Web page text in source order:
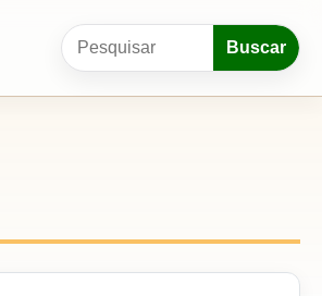
Pesquisar por:
Buscar